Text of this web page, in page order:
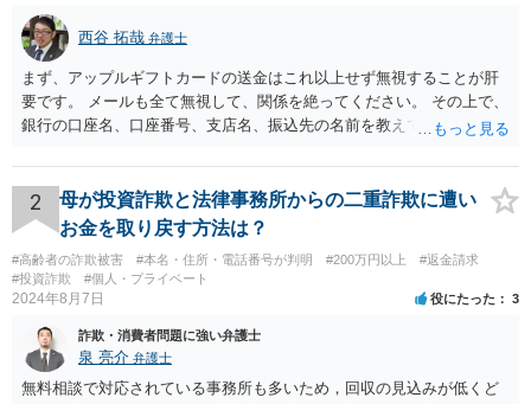
西谷 拓哉 弁護士
まず、アップルギフトカードの送金はこれ以上せず無視することが肝
要です。 メールも全て無視して、関係を絶ってください。 その上で、
銀行の口座名、口座番号、支店名、振込先の名前を教えてしまってい
はありません。 そのため、現時点でとくに、詳細不明の入金がないこ
となどが確認できるのであれば、念のため、相手に教えてしまった口
座については、 銀行で口座の解約処理をすることをお勧め致します。
2
母が投資詐欺と法律事務所からの二重詐欺に遭い
お金を取り戻す方法は？
#高齢者の詐欺被害 #本名・住所・電話番号が判明 #200万円以上
#返金請求
#投資詐欺
#個人・プライベート
2024年8月7日 役にたった 3
詐欺・消費者問題に強い弁護士
泉 亮介 弁護士
無料相談で対応されている事務所も多いため，回収の見込みが低くど